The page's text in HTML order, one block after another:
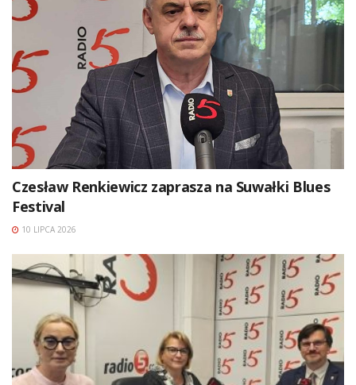
Czesław Renkiewicz zaprasza na Suwałki Blues
Festival
10 LIPCA 2026